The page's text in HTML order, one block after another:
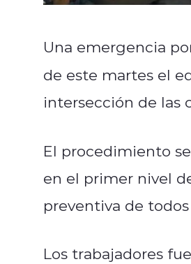
Una emergencia
de este martes el
intersección de las
El procedimiento
en el primer nivel
preventiva de
Los trabajadores